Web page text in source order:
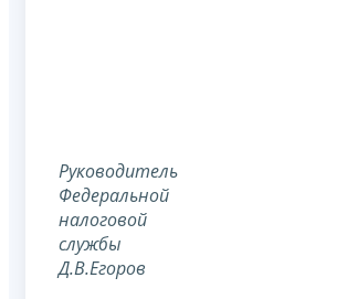
Руководитель
Федеральной
налоговой
службы
Д.В.Егоров